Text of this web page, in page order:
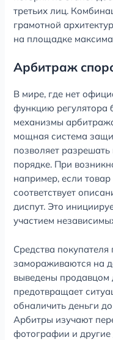
третьих лиц.
грамотной
на площадке
Арбитраж
В мире, где нет
функцию регулятора
механизмы
мощная система
позволяет
порядке. При
например, если
соответствует
диспут. Это
участием
Средства
замораживаются на
выведены продавцом
предотвращает
обналичить деньги
Арбитры изучают
фотографии и другие